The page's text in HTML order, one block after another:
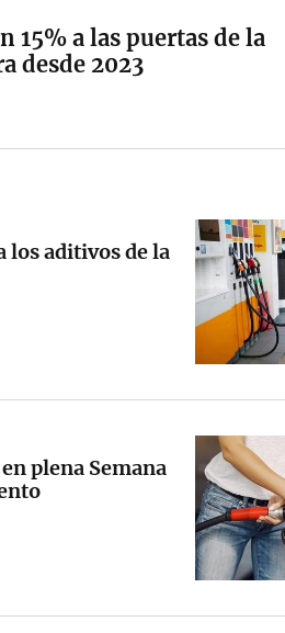
15% a las puertas de la
desde 2023
los aditivos de la
plena Semana